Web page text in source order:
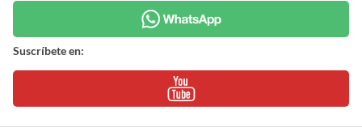
Suscríbete en: